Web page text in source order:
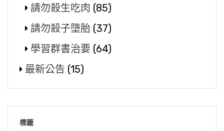
請勿殺生吃肉 (85)
請勿殺子墮胎 (37)
學習群書治要 (64)
最新公告 (15)
標籤